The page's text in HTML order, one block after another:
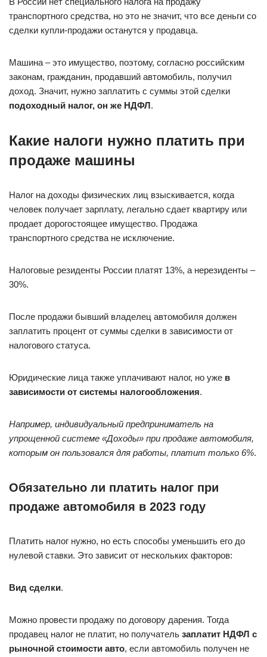
транспортного средства, но это не значит, что все деньги со
сделки купли-продажи останутся у продавца.
Машина – это имущество, поэтому, согласно российским
законам, гражданин, продавший автомобиль, получил
доход. Значит, нужно заплатить с суммы этой сделки
подоходный налог, он же НДФЛ.
Какие налоги нужно платить при
продаже машины
Налог на доходы физических лиц взыскивается, когда
человек получает зарплату, легально сдает квартиру или
продает дорогостоящее имущество. Продажа
транспортного средства не исключение.
Налоговые резиденты России платят 13%, а нерезиденты –
30%.
После продажи бывший владелец автомобиля должен
заплатить процент от суммы сделки в зависимости от
налогового статуса.
Юридические лица также уплачивают налог, но уже в
зависимости от системы налогообложения.
Например, индивидуальный предприниматель на
упрощенной системе «Доходы» при продаже автомобиля,
которым он пользовался для работы, платит только 6%.
Обязательно ли платить налог при
продаже автомобиля в 2023 году
Платить налог нужно, но есть способы уменьшить его до
нулевой ставки. Это зависит от нескольких факторов:
Вид сделки.
Можно провести продажу по договору дарения. Тогда
продавец налог не платит, но получатель заплатит НДФЛ с
рыночной стоимости авто, если автомобиль получен не